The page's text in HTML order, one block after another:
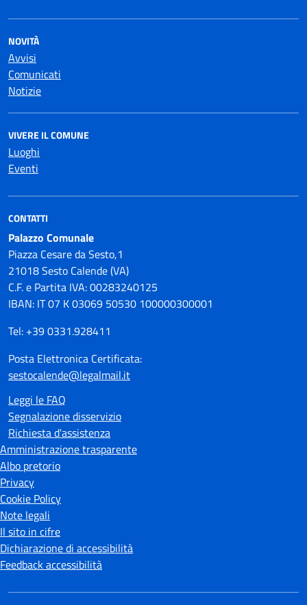
NOVITÀ
Avvisi
Comunicati
Notizie
VIVERE IL COMUNE
Luoghi
Eventi
CONTATTI
Palazzo Comunale
Piazza Cesare da Sesto,1
21018 Sesto Calende (VA)
C.F. e Partita IVA: 00283240125
IBAN: IT 07 K 03069 50530 100000300001
Tel: +39 0331.928411
Posta Elettronica Certificata:
sestocalende@legalmail.it
Leggi le FAQ
Segnalazione disservizio
Richiesta d'assistenza
Amministrazione trasparente
Albo pretorio
Privacy
Cookie Policy
Note legali
Il sito in cifre
Dichiarazione di accessibilità
Feedback accessibilità